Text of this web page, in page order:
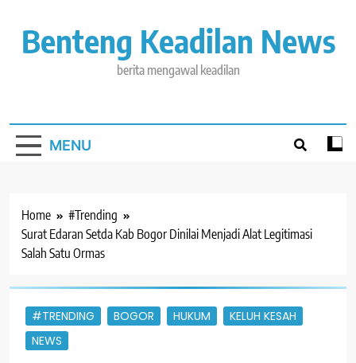
Benteng Keadilan News
berita mengawal keadilan
MENU
Home
#Trending
Surat Edaran Setda Kab Bogor Dinilai Menjadi Alat Legitimasi
Salah Satu Ormas
#TRENDING BOGOR HUKUM
KELUH KESAH
NEWS